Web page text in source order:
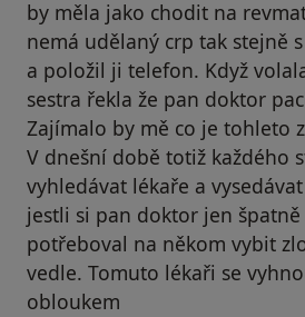
by měla jako chodit na
nemá udělaný crp tak stejně
a položil ji telefon. Když
sestra řekla že pan doktor
Zajímalo by mě co je tohleto
V dnešní době totiž každého
vyhledávat lékaře a
jestli si pan doktor jen špatně
potřeboval na někom vybit
vedle. Tomuto lékaři se
obloukem